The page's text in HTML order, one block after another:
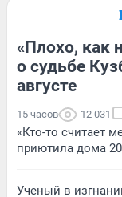
«Плохо, как
о судьбе
августе
15 часов 12 031
«Кто-то считает
приютила дома
Ученый в